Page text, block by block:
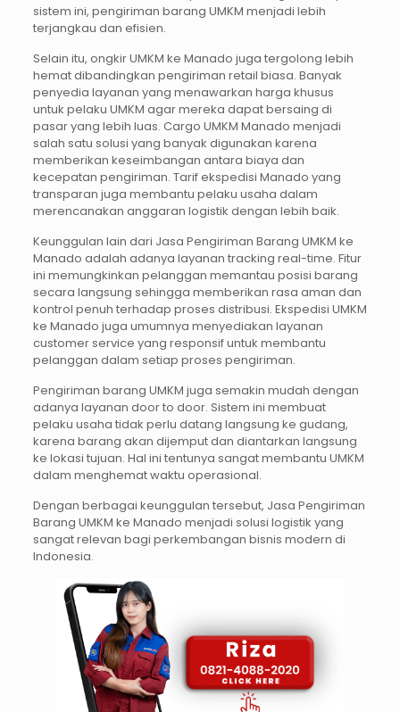
sistem ini, pengiriman barang UMKM menjadi lebih
terjangkau dan efisien.
Selain itu, ongkir UMKM ke Manado juga tergolong lebih
hemat dibandingkan pengiriman retail biasa. Banyak
penyedia layanan yang menawarkan harga khusus
untuk pelaku UMKM agar mereka dapat bersaing di
pasar yang lebih luas. Cargo UMKM Manado menjadi
salah satu solusi yang banyak digunakan karena
memberikan keseimbangan antara biaya dan
kecepatan pengiriman. Tarif ekspedisi Manado yang
transparan juga membantu pelaku usaha dalam
merencanakan anggaran logistik dengan lebih baik.
Keunggulan lain dari Jasa Pengiriman Barang UMKM ke
Manado adalah adanya layanan tracking real-time. Fitur
ini memungkinkan pelanggan memantau posisi barang
secara langsung sehingga memberikan rasa aman dan
kontrol penuh terhadap proses distribusi. Ekspedisi UMKM
ke Manado juga umumnya menyediakan layanan
customer service yang responsif untuk membantu
pelanggan dalam setiap proses pengiriman.
Pengiriman barang UMKM juga semakin mudah dengan
adanya layanan door to door. Sistem ini membuat
pelaku usaha tidak perlu datang langsung ke gudang,
karena barang akan dijemput dan diantarkan langsung
ke lokasi tujuan. Hal ini tentunya sangat membantu UMKM
dalam menghemat waktu operasional.
Dengan berbagai keunggulan tersebut, Jasa Pengiriman
Barang UMKM ke Manado menjadi solusi logistik yang
sangat relevan bagi perkembangan bisnis modern di
Indonesia.